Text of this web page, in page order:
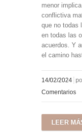
menor
conflictiva
que no todas
en todas las
acuerdos. Y
el camino
14/02/2024
Comentarios
LEER